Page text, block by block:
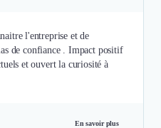
l'entreprise et de
de confiance . Impact positif
et ouvert la curiosité à
En savoir plus